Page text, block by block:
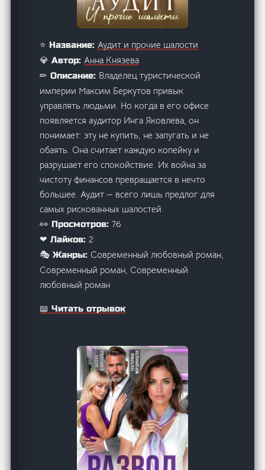
⭐ Название:Аудит и прочие шалости
💎 Автор:Анна Князева
✏ Описание: Владелец туристической
империи Максим Беркутов привык
управлять людьми. Но когда в его офисе
появляется аудитор Инга Яковлева, он
понимает: эту не купить, не запугать и не
обаять. Она считает каждую копейку и
разрушает его спокойствие. Их война за
чистоту финансов превращается в нечто
большее. Аудит — всего лишь предлог для
самых рискованных шалостей.
👀 Просмотров:76
❤ Лайков:2
🎭 Жанры:Современный любовный роман,
Современный роман, Современный
любовный роман
📖 Читать отрывок